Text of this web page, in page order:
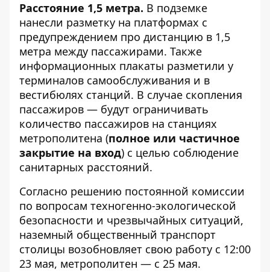
Расстояние 1,5 метра. В подземке
нанесли разметку на платформах с
предупреждением про дистанцию в 1,5
метра между пассажирами. Также
информационных плакаты разметили у
терминалов самообслуживания и в
вестибюлях станций. В случае скопления
пассажиров — будут ограничивать
количество пассажиров на станциях
метрополитена (полное или частичное
закрытие на вход) с целью соблюдение
санитарных расстояний.
Согласно решению постоянной комиссии
по вопросам техногенно-экологической
безопасности и чрезвычайных ситуаций,
наземный общественный транспорт
столицы возобновляет свою работу с 12:00
23 мая, метрополитен — с 25 мая.